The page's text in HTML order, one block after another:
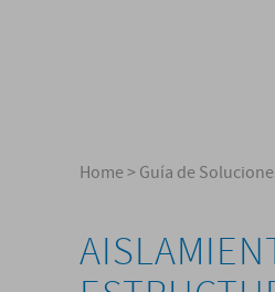
Home>Guía de